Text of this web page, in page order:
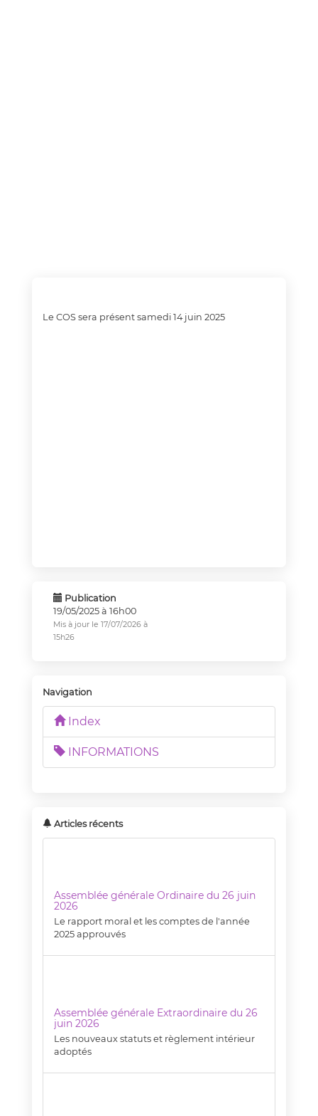
Le COS sera présent samedi 14 juin 2025
Publication
19/05/2025 à 16h00
Mis à jour le 17/07/2026 à
15h26
Navigation
Index
INFORMATIONS
Articles récents
Assemblée générale Ordinaire du 26 juin
2026
Le rapport moral et les comptes de l'année
2025 approuvés
Assemblée générale Extraordinaire du 26
juin 2026
Les nouveaux statuts et règlement intérieur
adoptés